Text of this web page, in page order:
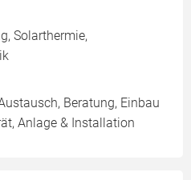
Solarthermie,
Beratung, Einbau
Anlage & Installation